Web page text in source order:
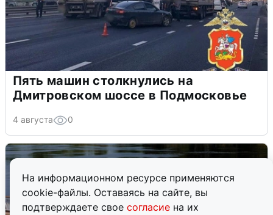
На информационном ресурсе применяются
cookie-файлы. Оставаясь на сайте, вы
подтверждаете свое согласие на их
Пять машин столкнулись на
Дмитровском шоссе в Подмосковье
4 августа 0